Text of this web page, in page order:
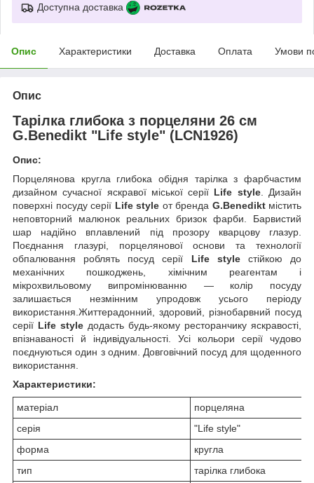
Доступна доставка
Опис Характеристики Доставка Оплата Умови
Опис
Тарілка глибока з порцеляни 26 см
G.Benedikt "Life style" (LCN1926)
Опис:
Порцелянова кругла глибока обідня тарілка з фарбчастим
дизайном сучасної яскравої міської серії Life style. Дизайн
поверхні посуду серії Life style от бренда G.Benediktмістить
неповторний малюнок реальних бризок фарби. Барвистий
шар надійно вплавлений під прозору кварцову глазур.
Поєднання глазурі, порцелянової основи та технології
обпалювання роблять посуд серії Life styleстійкою до
механічних пошкоджень, хімічним реагентам і
мікрохвильовому випромінюванню — колір посуду
залишається незмінним упродовж усього періоду
використання.Життерадонний, здоровий, різнобарвний посуд
серії Life style додасть будь-якому ресторанчику яскравості,
впізнаваності й індивідуальності. Усі кольори серії чудово
поєднуються один з одним. Довговічний посуд для щоденного
використання.
Характеристики:
матеріал
порцеляна
серія
"Life style"
форма
кругла
тип
тарілка глибока